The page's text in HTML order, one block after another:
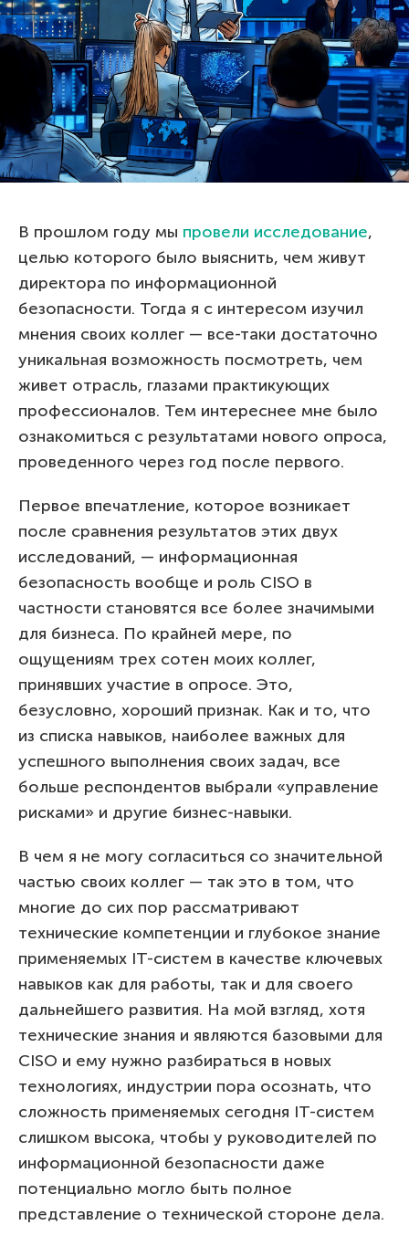
В прошлом году мы провели исследование,
целью которого было выяснить, чем живут
директора по информационной
безопасности. Тогда я с интересом изучил
мнения своих коллег — все-таки достаточно
уникальная возможность посмотреть, чем
живет отрасль, глазами практикующих
профессионалов. Тем интереснее мне было
ознакомиться с результатами нового опроса,
проведенного через год после первого.
Первое впечатление, которое возникает
после сравнения результатов этих двух
исследований, — информационная
безопасность вообще и роль CISO в
частности становятся все более значимыми
для бизнеса. По крайней мере, по
ощущениям трех сотен моих коллег,
принявших участие в опросе. Это,
безусловно, хороший признак. Как и то, что
из списка навыков, наиболее важных для
успешного выполнения своих задач, все
больше респондентов выбрали «управление
рисками» и другие бизнес-навыки.
В чем я не могу согласиться со значительной
частью своих коллег — так это в том, что
многие до сих пор рассматривают
технические компетенции и глубокое знание
применяемых IT-систем в качестве ключевых
навыков как для работы, так и для своего
дальнейшего развития. На мой взгляд, хотя
технические знания и являются базовыми для
CISO и ему нужно разбираться в новых
технологиях, индустрии пора осознать, что
сложность применяемых сегодня IT-систем
слишком высока, чтобы у руководителей по
информационной безопасности даже
потенциально могло быть полное
представление о технической стороне дела.